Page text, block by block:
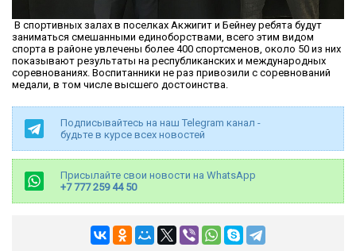
В спортивных залах в поселках Акжигит и Бейнеу ребята будут
заниматься смешанными единоборствами, всего этим видом
спорта в районе увлечены более 400 спортсменов, около 50 из них
показывают результаты на республиканских и международных
соревнованиях. Воспитанники не раз привозили с соревнований
медали, в том числе высшего достоинства.
Подписывайтесь на наш Telegram канал -
будьте в курсе всех новостей
Присылайте свои новости на WhatsApp
+7 777 259 44 50